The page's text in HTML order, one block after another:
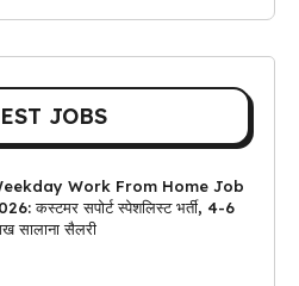
JOBS
Work From Home Job
कस्टमर सपोर्ट स्पेशलिस्ट भर्ती, 4-6
सालाना सैलरी